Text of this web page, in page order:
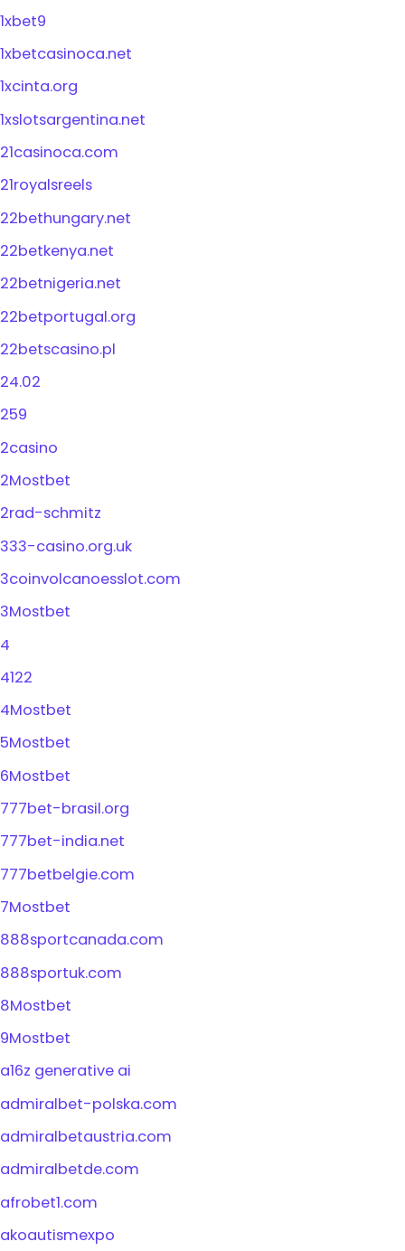
1xbet9
1xbetcasinoca.net
1xcinta.org
1xslotsargentina.net
21casinoca.com
21royalsreels
22bethungary.net
22betkenya.net
22betnigeria.net
22betportugal.org
22betscasino.pl
24.02
259
2casino
2Mostbet
2rad-schmitz
333-casino.org.uk
3coinvolcanoesslot.com
3Mostbet
4
4122
4Mostbet
5Mostbet
6Mostbet
777bet-brasil.org
777bet-india.net
777betbelgie.com
7Mostbet
888sportcanada.com
888sportuk.com
8Mostbet
9Mostbet
a16z generative ai
admiralbet-polska.com
admiralbetaustria.com
admiralbetde.com
afrobet1.com
akoautismexpo